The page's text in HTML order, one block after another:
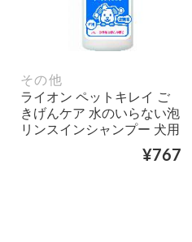
その他
ライオン ペットキレイ ご
きげんケア 水のいらない泡
リンスインシャンプー 犬用
¥767